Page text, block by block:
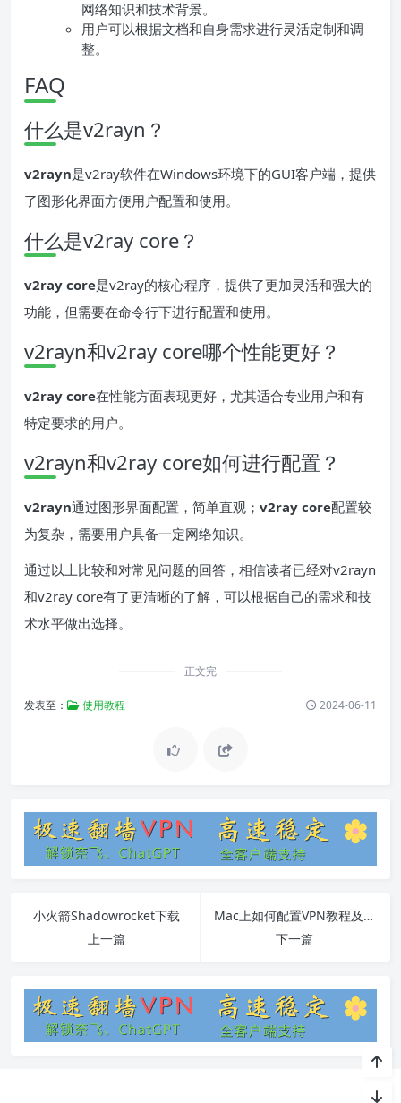
网络知识和技术背景。
用户可以根据文档和自身需求进行灵活定制和调
整。
FAQ
什么是v2rayn？
v2rayn是v2ray软件在Windows环境下的GUI客户端，提供
了图形化界面方便用户配置和使用。
什么是v2ray core？
v2ray core是v2ray的核心程序，提供了更加灵活和强大的
功能，但需要在命令行下进行配置和使用。
v2rayn和v2ray core哪个性能更好？
v2ray core在性能方面表现更好，尤其适合专业用户和有
特定要求的用户。
v2rayn和v2ray core如何进行配置？
v2rayn通过图形界面配置，简单直观； v2ray core配置较
为复杂，需要用户具备一定网络知识。
通过以上比较和对常见问题的回答，相信读者已经对v2rayn
和v2ray core有了更清晰的了解，可以根据自己的需求和技
术水平做出选择。
正文完
发表至： 使用教程 2024-06-11
小火箭Shadowrocket下载
上一篇
Mac上如何配置VPN教程及常见问题解答
下一篇